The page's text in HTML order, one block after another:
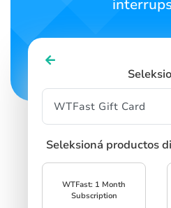
Seleksioná productos
WTFast: 1 Month
Subscription